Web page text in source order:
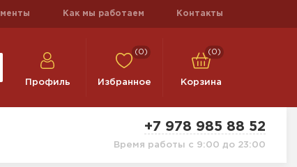
Как мы работаем Контакты
Профиль
(0)
Избранное
(0)
Корзина
+7 978 985 88 52
Время работы с 9:00 до 23:00